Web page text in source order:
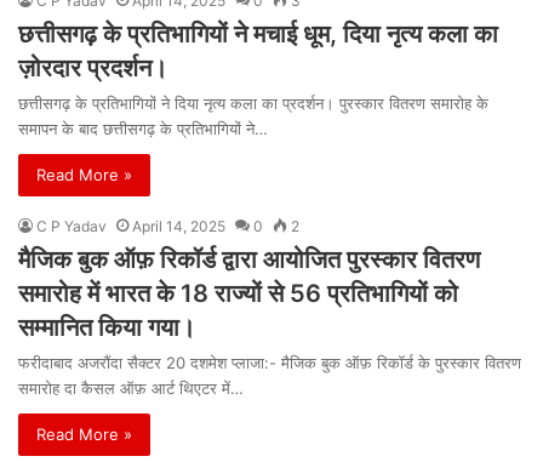
छत्तीसगढ़ के प्रतिभागियों ने मचाई धूम, दिया नृत्य कला का
ज़ोरदार प्रदर्शन।
छत्तीसगढ़ के प्रतिभागियों ने दिया नृत्य कला का प्रदर्शन। पुरस्कार वितरण समारोह के
समापन के बाद छत्तीसगढ़ के प्रतिभागियों ने…
Read More »
C P Yadav April 14, 2025 0 2
मैजिक बुक ऑफ़ रिकॉर्ड द्वारा आयोजित पुरस्कार वितरण
समारोह में भारत के 18 राज्यों से 56 प्रतिभागियों को
सम्मानित किया गया।
फरीदाबाद अजरौंदा सैक्टर 20 दशमेश प्लाजा:- मैजिक बुक ऑफ़ रिकॉर्ड के पुरस्कार वितरण
समारोह दा कैसल ऑफ़ आर्ट थिएटर में…
Read More »